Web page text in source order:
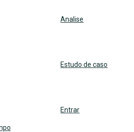
Analise
Estudo de caso
Entrar